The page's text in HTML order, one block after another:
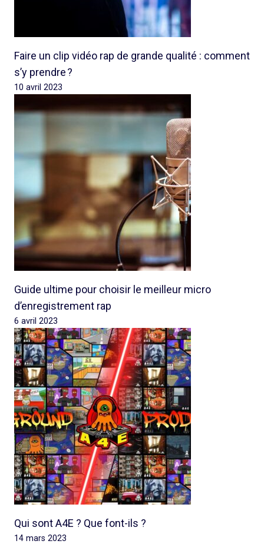
Faire un clip vidéo rap de grande qualité : comment
s’y prendre ?
10 avril 2023
Guide ultime pour choisir le meilleur micro
d’enregistrement rap
6 avril 2023
Qui sont A4E ? Que font-ils ?
14 mars 2023